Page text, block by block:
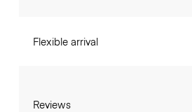
Flexible arrival
Reviews